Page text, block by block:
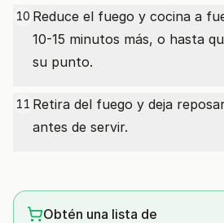
10 Reduce el fuego y cocina a
10-15 minutos más, o hasta
su punto.
11 Retira del fuego y deja
antes de servir.
Obtén una lista de